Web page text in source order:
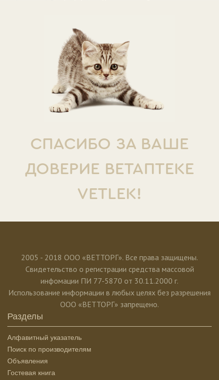
СПАСИБО ЗА ВАШЕ
ДОВЕРИЕ ВЕТАПТЕКЕ
VETLEK!
2005 - 2018 ООО «ВЕТТОРГ». Все права защищены.
Свидетельство о регистрации средства массовой
инфомации ПИ 77-5870 от 30.11.2000 г.
Использование информации в любых целях без разрешения
ООО «ВЕТТОРГ» запрещено.
Разделы
Алфавитный указатель
Поиск по производителям
Объявления
Гостевая книга